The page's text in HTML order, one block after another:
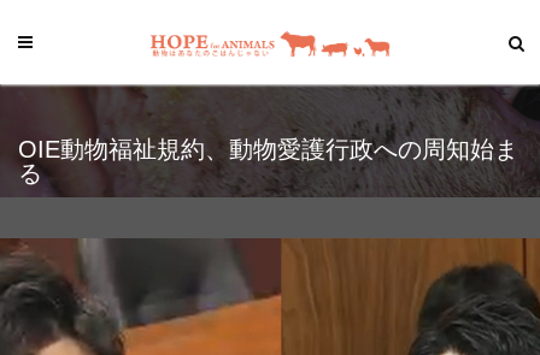
OIE動物福祉規約、動物愛護行政への周知始ま
る